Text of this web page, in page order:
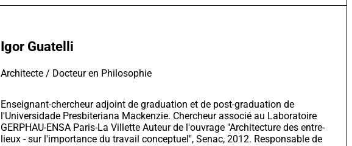
Igor Guatelli
Architecte / Docteur en Philosophie
Enseignant-chercheur adjoint de graduation et de post-graduation de
l'Universidade Presbiteriana Mackenzie. Chercheur associé au Laboratoire
GERPHAU-ENSA Paris-La Villette Auteur de l'ouvrage "Architecture des entre-
lieux - sur l'importance du travail conceptuel", Senac, 2012. Responsable de